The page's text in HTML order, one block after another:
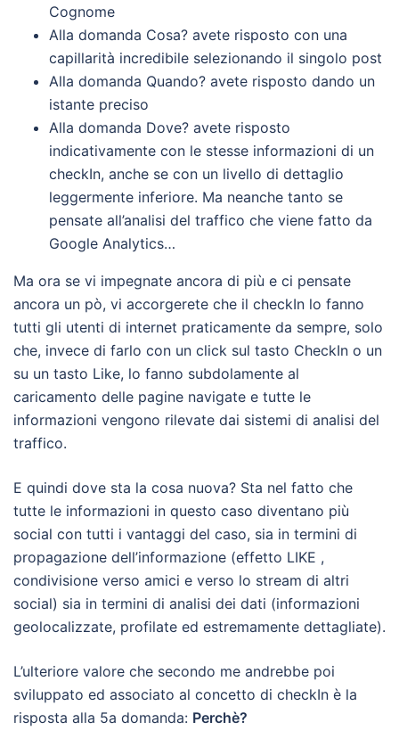
Cognome
Alla domanda Cosa? avete risposto con una
capillarità incredibile selezionando il singolo post
Alla domanda Quando? avete risposto dando un
istante preciso
Alla domanda Dove? avete risposto
indicativamente con le stesse informazioni di un
checkIn, anche se con un livello di dettaglio
leggermente inferiore. Ma neanche tanto se
pensate all’analisi del traffico che viene fatto da
Google Analytics…
Ma ora se vi impegnate ancora di più e ci pensate
ancora un pò, vi accorgerete che il checkIn lo fanno
tutti gli utenti di internet praticamente da sempre, solo
che, invece di farlo con un click sul tasto CheckIn o un
su un tasto Like, lo fanno subdolamente al
caricamento delle pagine navigate e tutte le
informazioni vengono rilevate dai sistemi di analisi del
traffico.
E quindi dove sta la cosa nuova? Sta nel fatto che
tutte le informazioni in questo caso diventano più
social con tutti i vantaggi del caso, sia in termini di
propagazione dell’informazione (effetto LIKE ,
condivisione verso amici e verso lo stream di altri
social) sia in termini di analisi dei dati (informazioni
geolocalizzate, profilate ed estremamente dettagliate).
L’ulteriore valore che secondo me andrebbe poi
sviluppato ed associato al concetto di checkIn è la
risposta alla 5a domanda: Perchè?